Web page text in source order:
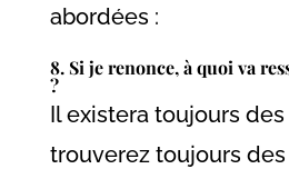
abordées :
8. Si je renonce, à quoi va
?
Il existera toujours
trouverez toujours